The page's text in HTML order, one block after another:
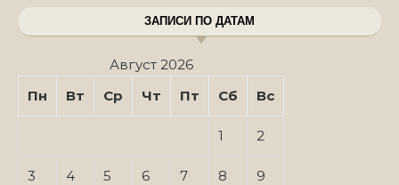
ЗАПИСИ ПО ДАТАМ
Август 2026
Пн
Вт Ср Чт Пт Сб Вс
1 2
3 4 5 6 7 8 9